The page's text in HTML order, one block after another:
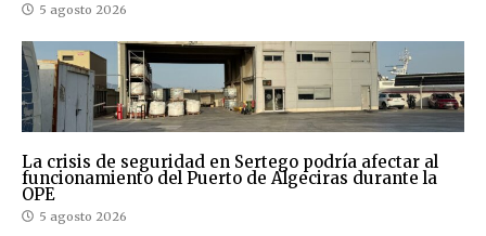
5 agosto 2026
La crisis de seguridad en Sertego podría afectar al
funcionamiento del Puerto de Algeciras durante la
OPE
5 agosto 2026